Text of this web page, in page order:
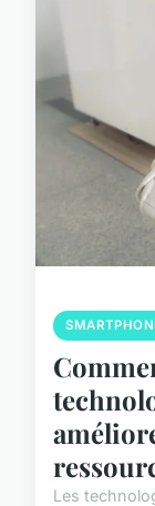
Les